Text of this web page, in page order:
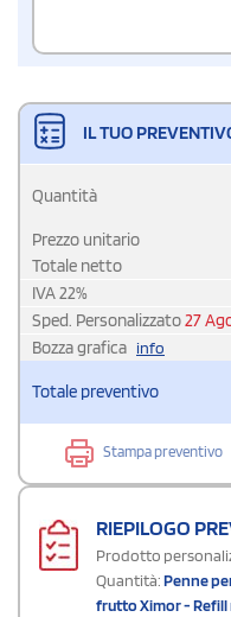
IL TUO
Quantità
Prezzo unitario
Totale netto
IVA22%
Sped. Personalizzato27
Bozza grafica info
Totale preventivo
Stampa preventivo
RIEPILOGO
Prodotto
Quantità:Penne
frutto Ximor - Refill